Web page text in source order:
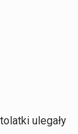
ulegały